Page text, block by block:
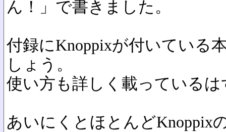
ん！」で書きました。
付録にKnoppixが付いている
しょう。
使い方も詳しく載っている
あいにくとほとんどKnoppix